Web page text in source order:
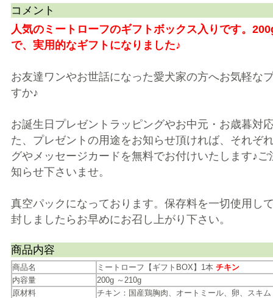
コメント
人気のミートローフのギフトボックス入りです。
で、実用的なギフトになりました♪
お友達ワンやお世話になった愛犬家の方へお気軽な
すか♪
お誕生日プレゼントラッピングやお中元・お歳暮対
た、プレゼントの用途をお知らせ頂ければ、それぞ
グやメッセージカードを無料でお付けいたします♪
知らせ下さいませ。
真空パックになっております。保存料を一切使用し
封しましたらお早めにお召し上がり下さい。
商品内容
商品名 ミートローフ【ギフトBOX】1本 チキン
内容量
200g ～210g
原材料
チキン：国産鶏胸肉、オートミール、卵、スキ